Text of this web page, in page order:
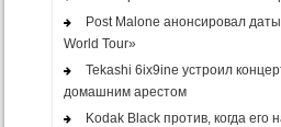
Post Malone анонсировал
World Tour»
Tekashi 6ix9ine устроил
домашним арестом
Kodak Black против, когда его